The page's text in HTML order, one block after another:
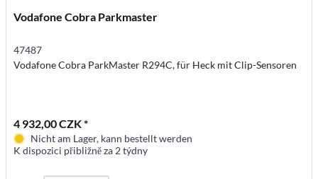
Vodafone Cobra Parkmaster
47487
Vodafone Cobra ParkMaster R294C, für Heck mit Clip-Sensoren
4 932,00 CZK *
Nicht am Lager, kann bestellt werden
K dispozici přibližně za 2 týdny